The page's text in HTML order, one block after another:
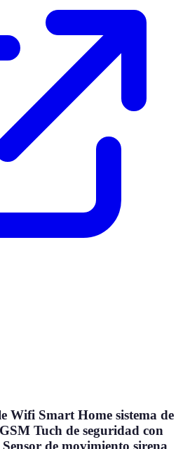
Wifi Smart Home sistema de
Tuch de seguridad con
de movimiento sirena